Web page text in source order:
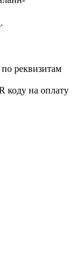
.
реквизитам
коду на оплату